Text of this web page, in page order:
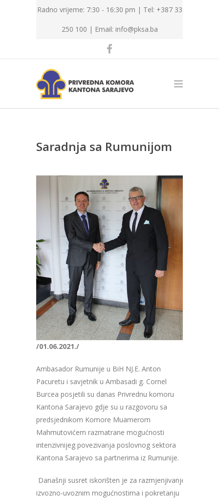
Radno vrijeme: 7:30 - 16:30 pm | Tel: +387 33
250 100 | Email: info@pksa.ba
Saradnja sa Rumunijom
/01.06.2021./
Ambasador Rumunije u BiH NJ.E. Anton
Pacuretu i savjetnik u Ambasadi g. Cornel
Burcea posjetili su danas Privrednu komoru
Kantona Sarajevo gdje su u razgovoru sa
predsjednikom Komore Muamerom
Mahmutovićem razmatrane mogućnosti
intenzivnijeg povezivanja poslovnog sektora
Kantona Sarajevo sa partnerima iz Rumunije.
Današnji susret iskorišten je za razmjenjivanje
izvozno-uvoznim mogućnostima i pokretanju